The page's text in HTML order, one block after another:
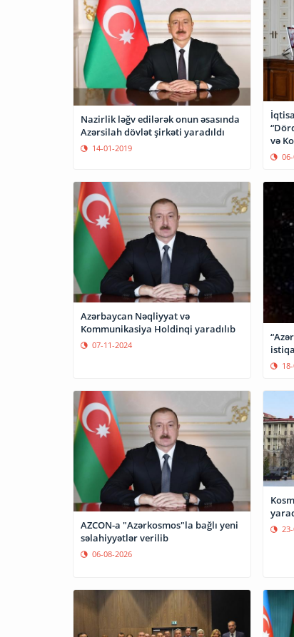
Nazirlik ləğv edilərək onun əsasında
Azərsilah dövlət şirkəti yaradıldı
14-01-2019
və
Azərbaycan Nəqliyyat və
Kommunikasiya Holdinqi yaradılıb
07-11-2024
AZCON-a "Azərkosmos"la bağlı yeni
səlahiyyətlər verilib
06-08-2026